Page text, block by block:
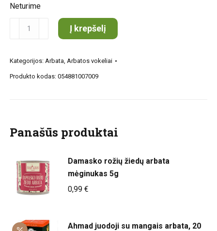
Neturime
produkto
kiekis:
arbata
su
Į krepšelį
Kategorijos: Arbata, Arbatos vokeliai
Produkto kodas: 054881007009
Panašūs produktai
Damasko rožių žiedų arbata
mėginukas 5g
0,99 €
Ahmad juodoji su mangais arbata, 20